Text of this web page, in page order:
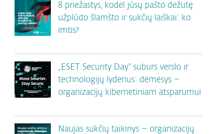
8 priežastys, kodėl jūsų pašto dėžutę
užplūdo šlamšto ir sukčių laiškai: ko
imtis?
„ESET Security Day“ suburs verslo ir
technologijų lyderius: dėmesys –
organizacijų kibernetiniam atsparumui
Naujas sukčių taikinys – organizacijų